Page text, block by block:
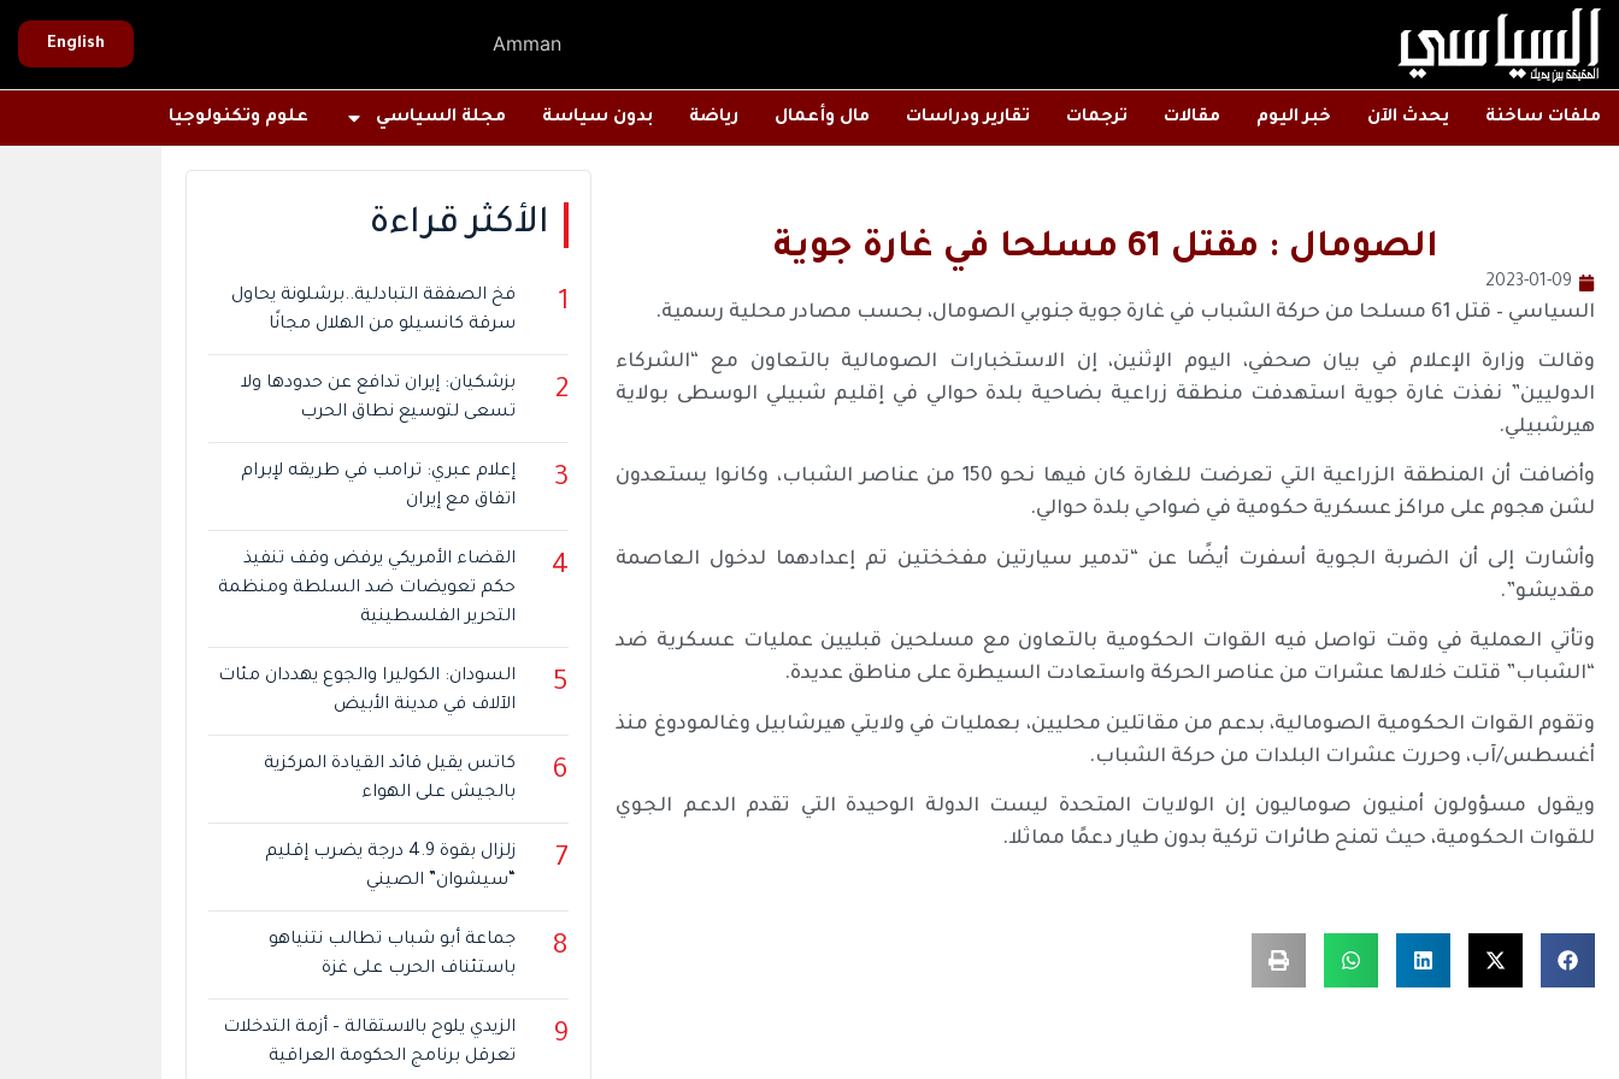
Amman
English
ملفات ساخنة يحدث الآن خبر اليوم مقالات ترجمات تقارير ودراسات مال وأعمال رياضة بدون سياسة مجلة السياسي علوم وتكنولوجيا
الصومال : مقتل 61 مسلحا في غارة جوية
2023-01-09
السياسي – قتل 61 مسلحا من حركة الشباب في غارة جوية جنوبي الصومال، بحسب مصادر محلية رسمية.
وقالت وزارة الإعلام في بيان صحفي، اليوم الإثنين، إن الاستخبارات الصومالية بالتعاون مع “الشركاء
الدوليين” نفذت غارة جوية استهدفت منطقة زراعية بضاحية بلدة حوالي في إقليم شبيلي الوسطى بولاية
هيرشبيلي.
وأضافت أن المنطقة الزراعية التي تعرضت للغارة كان فيها نحو 150 من عناصر الشباب، وكانوا يستعدون
لشن هجوم على مراكز عسكرية حكومية في ضواحي بلدة حوالي.
وأشارت إلى أن الضربة الجوية أسفرت أيضًا عن “تدمير سيارتين مفخختين تم إعدادهما لدخول العاصمة
مقديشو”.
وتأتي العملية في وقت تواصل فيه القوات الحكومية بالتعاون مع مسلحين قبليين عمليات عسكرية ضد
“الشباب” قتلت خلالها عشرات من عناصر الحركة واستعادت السيطرة على مناطق عديدة.
وتقوم القوات الحكومية الصومالية، بدعم من مقاتلين محليين، بعمليات في ولايتي هيرشابيل وغالمودوغ منذ
أغسطس/آب، وحررت عشرات البلدات من حركة الشباب.
ويقول مسؤولون أمنيون صوماليون إن الولايات المتحدة ليست الدولة الوحيدة التي تقدم الدعم الجوي
للقوات الحكومية، حيث تمنح طائرات تركية بدون طيار دعمًا مماثلا.
الأكثر قراءة
1
فخ الصفقة التبادلية..برشلونة يحاول
سرقة كانسيلو من الهلال مجانًا
2
بزشكيان: إيران تدافع عن حدودها ولا
تسعى لتوسيع نطاق الحرب
3
إعلام عبري: ترامب في طريقه لإبرام
اتفاق مع إيران
4
القضاء الأمريكي يرفض وقف تنفيذ
حكم تعويضات ضد السلطة ومنظمة
التحرير الفلسطينية
5
السودان: الكوليرا والجوع يهددان مئات
الآلاف في مدينة الأبيض
6
كاتس يقيل قائد القيادة المركزية
بالجيش على الهواء
7
زلزال بقوة 4.9 درجة يضرب إقليم
“سيشوان” الصيني
8
جماعة أبو شباب تطالب نتنياهو
باستئناف الحرب على غزة
9
الزيدي يلوح بالاستقالة – أزمة التدخلات
تعرقل برنامج الحكومة العراقية